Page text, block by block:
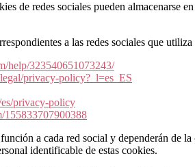
de redes sociales pueden almacenarse
a las redes sociales que
help/323540651073243/
privacy-policy?_l=es_ES
privacy-policy
155833707900388
a cada red social y dependerán de
identificable de estas cookies.